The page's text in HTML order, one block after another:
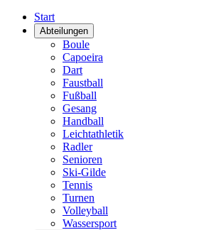
Start
Abteilungen
Boule
Capoeira
Dart
Faustball
Fußball
Gesang
Handball
Leichtathletik
Radler
Senioren
Ski-Gilde
Tennis
Turnen
Volleyball
Wassersport